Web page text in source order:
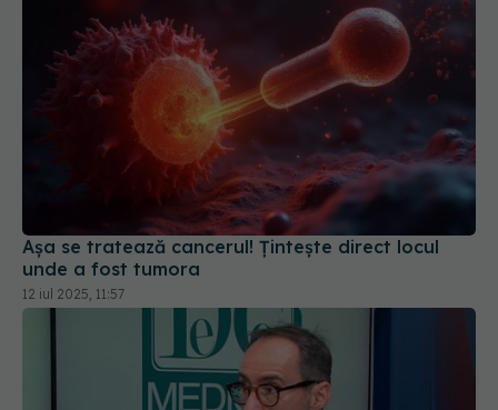
Așa se tratează cancerul! Țintește direct locul
unde a fost tumora
12 iul 2025, 11:57